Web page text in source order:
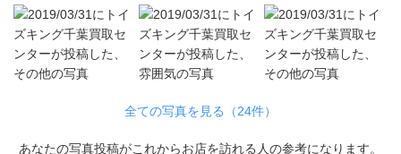
全ての写真を見る（24件）
あなたの写真投稿がこれからお店を訪れる人の参考になります。